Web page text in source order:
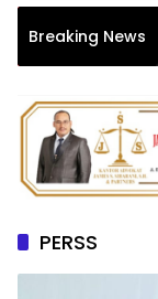
Breaking News
ISPS 2026,
PERSS